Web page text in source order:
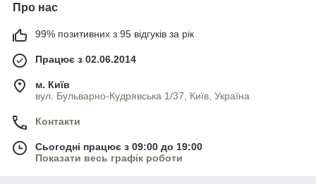
Про нас
99% позитивних з 95 відгуків за рік
Працює з 02.06.2014
м. Київ
вул. Бульварно-Кудрявська 1/37, Київ, Україна
Контакти
Сьогодні працює з 09:00 до 19:00
Показати весь графік роботи